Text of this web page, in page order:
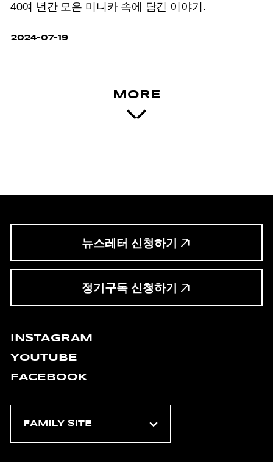
40여 년간 모은 미니카 속에 담긴 이야기.
2024-07-19
MORE
뉴스레터 신청하기
정기구독 신청하기
INSTAGRAM
YOUTUBE
FACEBOOK